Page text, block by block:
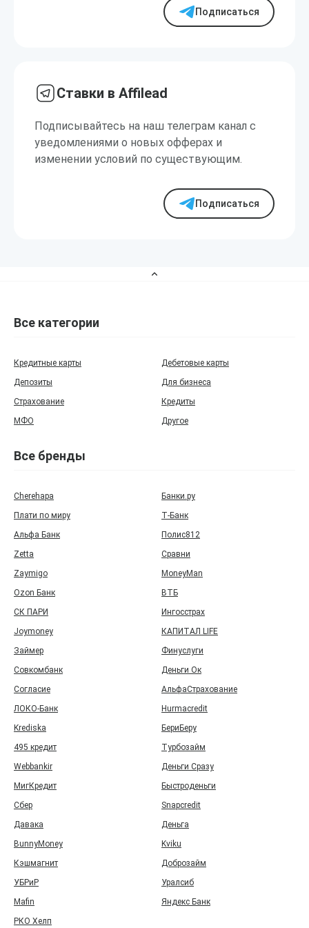
Подписаться
Ставки в Affilead
Подписывайтесь на наш телеграм канал с
уведомлениями о новых офферах и
изменении условий по существующим.
Подписаться
Все категории
Кредитные карты
Дебетовые карты
Депозиты
Для бизнеса
Страхование
Кредиты
МФО
Другое
Все бренды
Cherehapa
Банки.ру
Плати по миру
Т‑Банк
Альфа Банк
Полис812
Zetta
Сравни
Zaymigo
MoneyMan
Ozon Банк
ВТБ
СК ПАРИ
Ингосстрах
Joymoney
КАПИТАЛ LIFE
Займер
Финуслуги
Совкомбанк
Деньги Ок
Согласие
АльфаСтрахование
ЛОКО-Банк
Hurmacredit
Krediska
БериБеру
495 кредит
Турбозайм
Webbankir
Деньги Сразу
МигКредит
Быстроденьги
Сбер
Snapcredit
Давака
Деньга
BunnyMoney
Kviku
Кэшмагнит
Доброзайм
УБРиР
Уралсиб
Mafin
Яндекс Банк
РКО Хелп